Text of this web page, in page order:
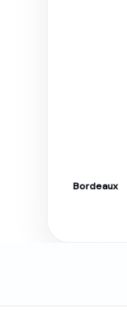
Bordeaux